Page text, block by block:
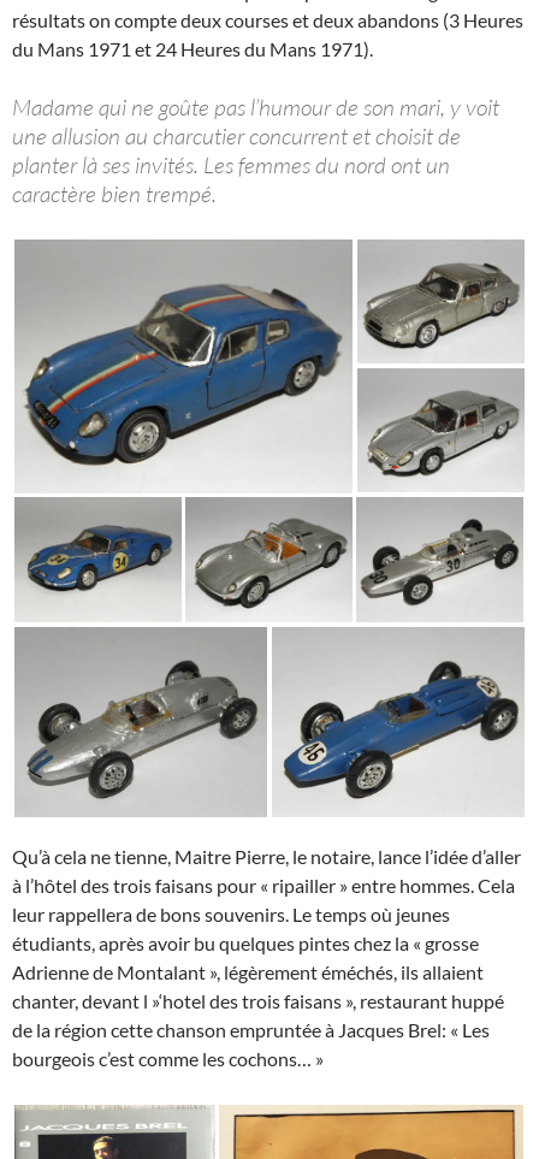
résultats on compte deux courses et deux abandons (3 Heures
du Mans 1971 et 24 Heures du Mans 1971).
Madame qui ne goûte pas l’humour de son mari, y voit
une allusion au charcutier concurrent et choisit de
planter là ses invités. Les femmes du nord ont un
caractère bien trempé.
Qu’à cela ne tienne, Maitre Pierre, le notaire, lance l’idée d’aller
à l’hôtel des trois faisans pour « ripailler » entre hommes. Cela
leur rappellera de bons souvenirs. Le temps où jeunes
étudiants, après avoir bu quelques pintes chez la « grosse
Adrienne de Montalant », légèrement éméchés, ils allaient
chanter, devant l »‘hotel des trois faisans », restaurant huppé
de la région cette chanson empruntée à Jacques Brel: « Les
bourgeois c’est comme les cochons… »